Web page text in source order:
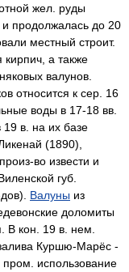
жел. руды
продолжалась до 20
местный строит.
кирпич, a также
валунов.
относится к cep. 16
воды в 17-18 вв.
19 в. на их базе
(1890),
во извести и
губ.
Валуны из
доломиты
B кон. 19 в. нем.
Куршю-Марёс -
использование